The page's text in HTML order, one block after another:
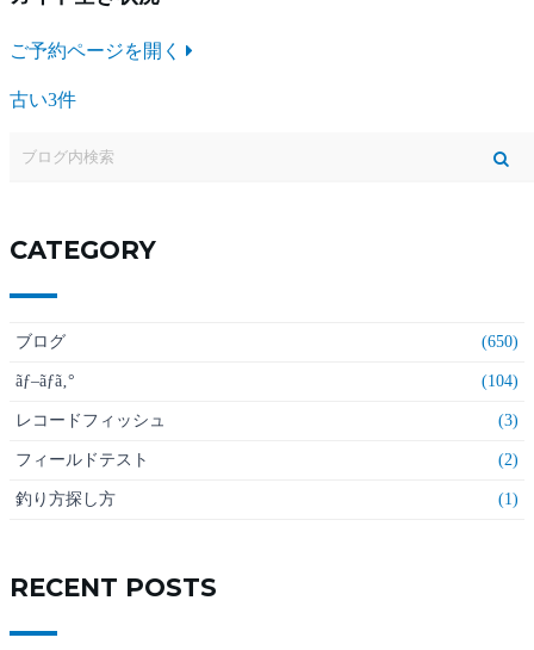
ご予約ページを開く
古い3件
CATEGORY
ブログ (650)
ãƒ–ãƒ­ã‚° (104)
レコードフィッシュ (3)
フィールドテスト (2)
釣り方探し方 (1)
RECENT POSTS